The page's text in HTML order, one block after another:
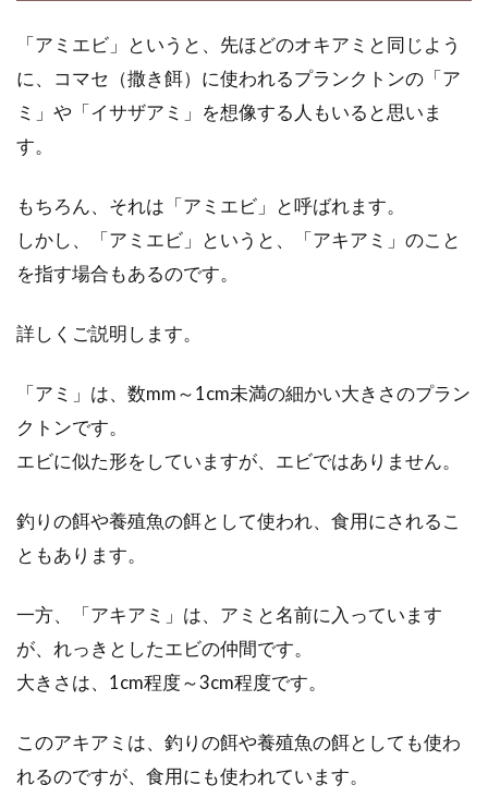
味の違いや切り方にも注目！
毎朝食べているご家庭も多い味噌汁。味噌汁に
入れる具の中で代表的なものといえば、長ネギ
豚肉の味噌焼きは驚きのカロリー控
えめなダイエット料理
豚肉の味噌焼きは美味しくて、それだけでご飯
飯のおと...
る？カロリーはどれぐらい？
トに効果があるとして人気の食材です。生のト
マトを乾燥...
電子レンジで朝食レシピ！アレンジ
トーストで優雅な時間に
「アミエビ」というと、先ほどのオキアミと同じよう
に、コマセ（撒き餌）に使われるプランクトンの「ア
ミ」や「イサザアミ」を想像する人もいると思いま
す。
もちろん、それは「アミエビ」と呼ばれます。
しかし、「アミエビ」というと、「アキアミ」のこと
を指す場合もあるのです。
詳しくご説明します。
「アミ」は、数mm～1cm未満の細かい大きさのプラン
クトンです。
エビに似た形をしていますが、エビではありません。
釣りの餌や養殖魚の餌として使われ、食用にされるこ
ともあります。
一方、「アキアミ」は、アミと名前に入っています
が、れっきとしたエビの仲間です。
大きさは、1cm程度～3cm程度です。
このアキアミは、釣りの餌や養殖魚の餌としても使わ
れるのですが、食用にも使われています。